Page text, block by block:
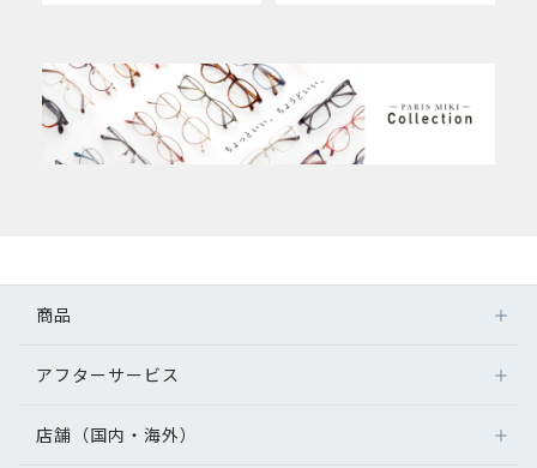
商品
アフターサービス
店舗（国内・海外）